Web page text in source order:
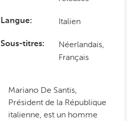
Langue Italien
Sous-titres
Néerlandais,
Français
Mariano De Santis,
Président de la République
italienne, est un homme